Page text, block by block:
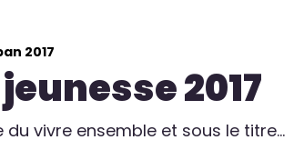
2017
2017
du vivre ensemble et sous le titre…